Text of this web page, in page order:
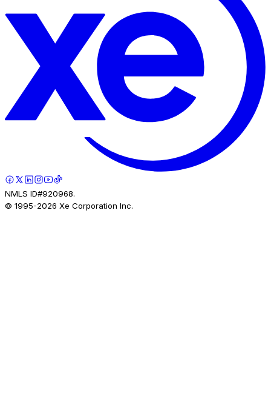
NMLS ID#920968.
© 1995-2026 Xe Corporation Inc.